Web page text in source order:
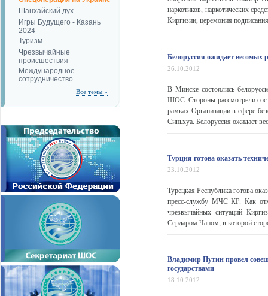
Шанхайский дух
Игры Будущего - Казань
2024
Туризм
Чрезвычайные
происшествия
Международное
сотрудничество
Все темы »
наркотиков, наркотических
Киргизии, церемония
Белоруссия ожидает весомых
26.10.2012
В Минске состоялись
ШОС. Стороны рассмотрели
рамках Организации в сфере
Синьхуа. Белоруссия ожидает
Турция готова оказать
23.10.2012
Турецкая Республика готова
пресс-службу МЧС КР. Как
чрезвычайных ситуаций
Сердаром Чаном, в которой
Владимир Путин провел
государствами
18.10.2012